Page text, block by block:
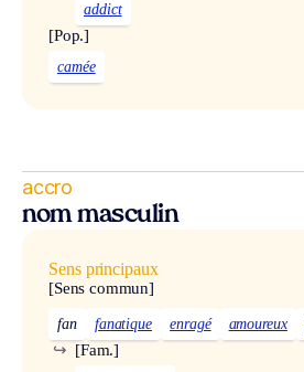
addict
[Pop.]
camée
accro
nom masculin
Sens principaux
[Sens commun]
fan fanatique enragé amoureux
[Fam.]
↪